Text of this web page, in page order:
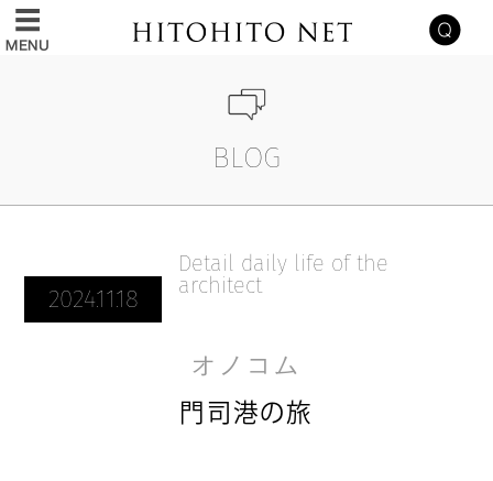
BLOG
2024.11.18
Detail daily life of the
architect
オノコム
門司港の旅